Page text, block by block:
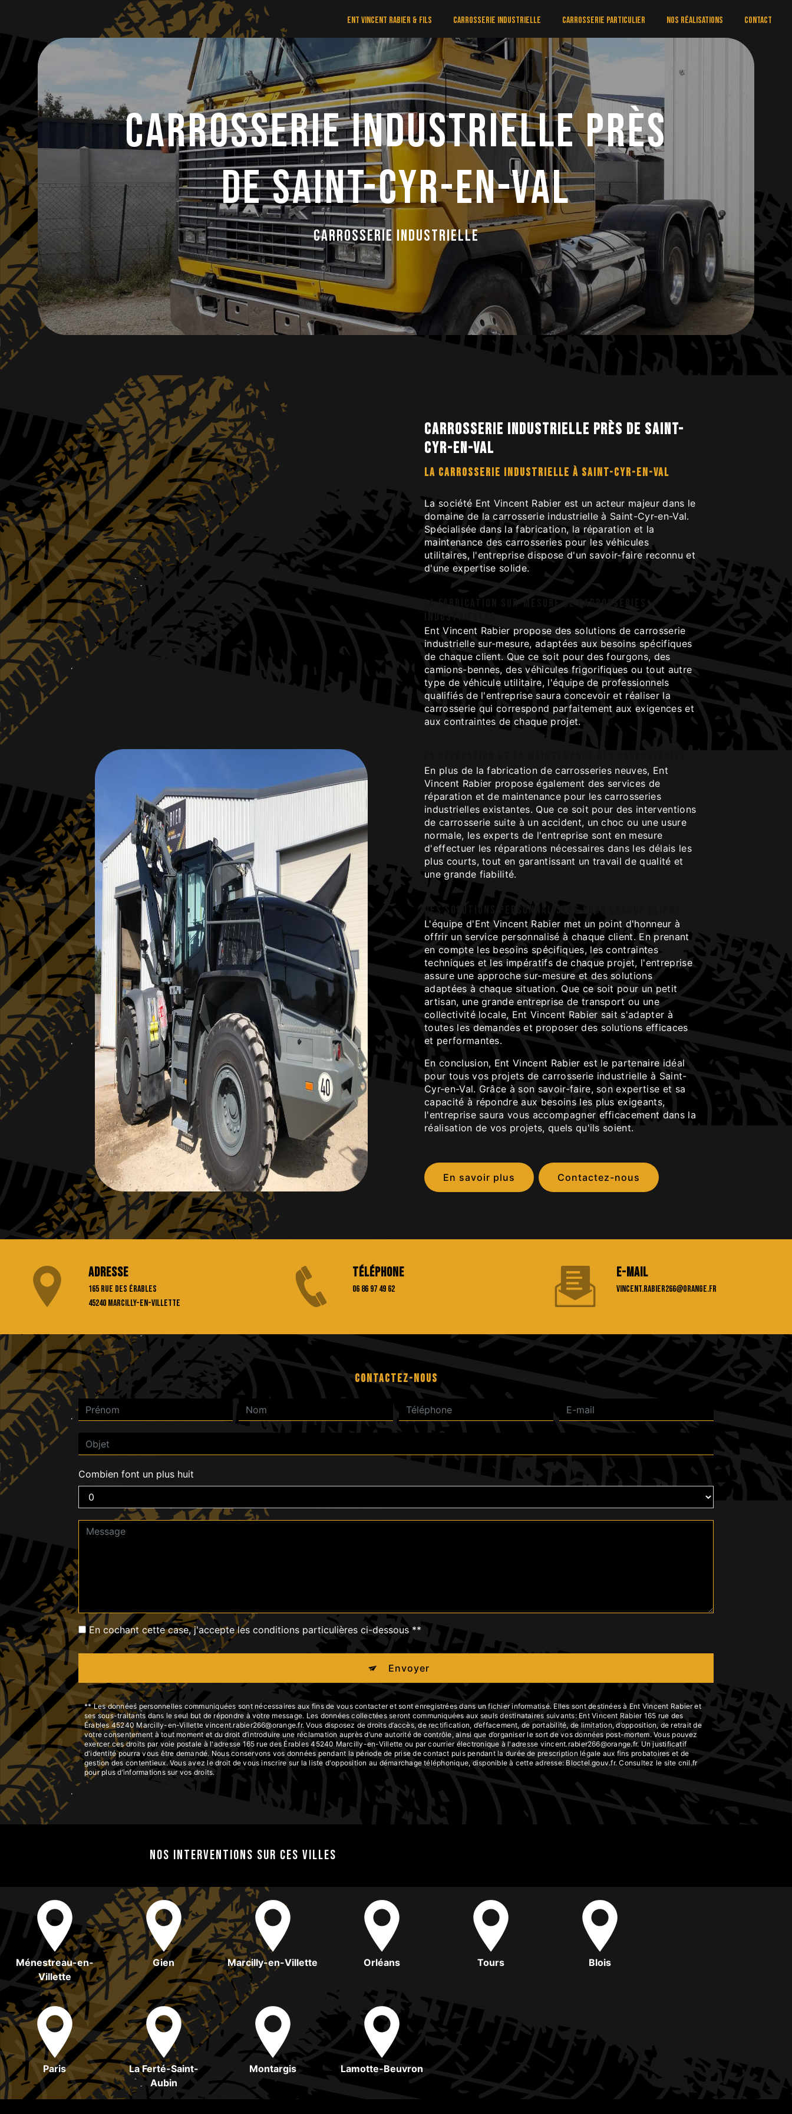
Ent Vincent Rabier & Fils Carrosserie industrielle Carrosserie particulier Nos réalisations Contact
Carrosserie industrielle près
de Saint-Cyr-en-Val
Carrosserie industrielle
Carrosserie industrielle près de Saint-
Cyr-en-Val
LA CARROSSERIE INDUSTRIELLE À SAINT-CYR-EN-VAL
La société Ent Vincent Rabier est un acteur majeur dans le
domaine de la carrosserie industrielle à Saint-Cyr-en-Val.
Spécialisée dans la fabrication, la réparation et la
maintenance des carrosseries pour les véhicules
utilitaires, l'entreprise dispose d'un savoir-faire reconnu et
d'une expertise solide.
Ent Vincent Rabier propose des solutions de carrosserie
industrielle sur-mesure, adaptées aux besoins spécifiques
de chaque client. Que ce soit pour des fourgons, des
camions-bennes, des véhicules frigorifiques ou tout autre
type de véhicule utilitaire, l'équipe de professionnels
qualifiés de l'entreprise saura concevoir et réaliser la
carrosserie qui correspond parfaitement aux exigences et
aux contraintes de chaque projet.
En plus de la fabrication de carrosseries neuves, Ent
Vincent Rabier propose également des services de
réparation et de maintenance pour les carrosseries
industrielles existantes. Que ce soit pour des interventions
de carrosserie suite à un accident, un choc ou une usure
normale, les experts de l'entreprise sont en mesure
d'effectuer les réparations nécessaires dans les délais les
plus courts, tout en garantissant un travail de qualité et
une grande fiabilité.
L'équipe d'Ent Vincent Rabier met un point d'honneur à
offrir un service personnalisé à chaque client. En prenant
en compte les besoins spécifiques, les contraintes
techniques et les impératifs de chaque projet, l'entreprise
assure une approche sur-mesure et des solutions
adaptées à chaque situation. Que ce soit pour un petit
artisan, une grande entreprise de transport ou une
collectivité locale, Ent Vincent Rabier sait s'adapter à
toutes les demandes et proposer des solutions efficaces
et performantes.
En conclusion, Ent Vincent Rabier est le partenaire idéal
pour tous vos projets de carrosserie industrielle à Saint-
Cyr-en-Val. Grâce à son savoir-faire, son expertise et sa
capacité à répondre aux besoins les plus exigeants,
l'entreprise saura vous accompagner efficacement dans la
réalisation de vos projets, quels qu'ils soient.
En savoir plus Contactez-nous
Adresse
165 rue des Érables
45240 Marcilly-en-Villette
Téléphone
06 86 97 49 62
E-mail
vincent.rabier266@orange.fr
CONTACTEZ-NOUS
Combien font un plus huit
En cochant cette case, j'accepte les conditions particulières ci-dessous **
Envoyer
** Les données personnelles communiquées sont nécessaires aux fins de vous contacter et sont enregistrées dans un fichier informatisé. Elles sont destinées à Ent Vincent Rabier et
ses sous-traitants dans le seul but de répondre à votre message. Les données collectées seront communiquées aux seuls destinataires suivants: Ent Vincent Rabier 165 rue des
Érables 45240 Marcilly-en-Villette vincent.rabier266@orange.fr. Vous disposez de droits d’accès, de rectification, d’effacement, de portabilité, de limitation, d’opposition, de retrait de
votre consentement à tout moment et du droit d’introduire une réclamation auprès d’une autorité de contrôle, ainsi que d’organiser le sort de vos données post-mortem. Vous pouvez
exercer ces droits par voie postale à l'adresse 165 rue des Érables 45240 Marcilly-en-Villette ou par courrier électronique à l'adresse vincent.rabier266@orange.fr. Un justificatif
d'identité pourra vous être demandé. Nous conservons vos données pendant la période de prise de contact puis pendant la durée de prescription légale aux fins probatoires et de
gestion des contentieux. Vous avez le droit de vous inscrire sur la liste d'opposition au démarchage téléphonique, disponible à cette adresse: Bloctel.gouv.fr. Consultez le site cnil.fr
pour plus d’informations sur vos droits.
Nos interventions sur ces villes
Ménestreau-en-
Villette
Gien Marcilly-en-Villette Orléans Tours Blois
Paris
La Ferté-Saint-
Aubin
Montargis Lamotte-Beuvron
Panneau de gestion des cookies